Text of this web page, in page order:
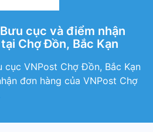
cục và điểm nhận
Chợ Đồn, Bắc Kạn
VNPost Chợ Đồn, Bắc Kạn
đơn hàng của VNPost Chợ